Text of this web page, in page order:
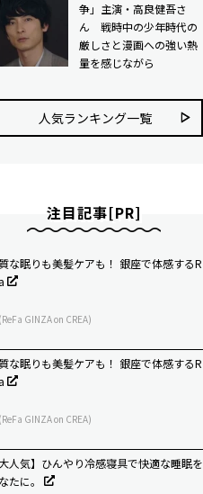
争」主演・高良健吾さ
ん 戦時中の少年時代の
厳しさと漫画への強い熱
量を感じながら
人気ランキング⼀覧
注目記事[PR]
な眠りも美髪ケアも！ 銀座で体感するR
GINZA on CREA)
な眠りも美髪ケアも！ 銀座で体感するR
GINZA on CREA)
大人気】ひんやり冷感寝具で快適な睡眠を
たに。